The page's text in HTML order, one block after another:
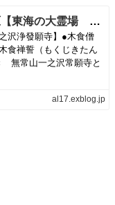
■御朱印巡り・伊勢原【東海の大霊場 一之沢浄發願寺】木食僧のお寺様です。 | 「料理と趣味の部屋」
沢浄發願寺】●木食僧
食禅誓（もくじきたん
無常山一之沢常願寺と
al17.exblog.jp